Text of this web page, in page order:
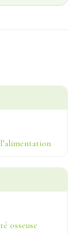
osseuse